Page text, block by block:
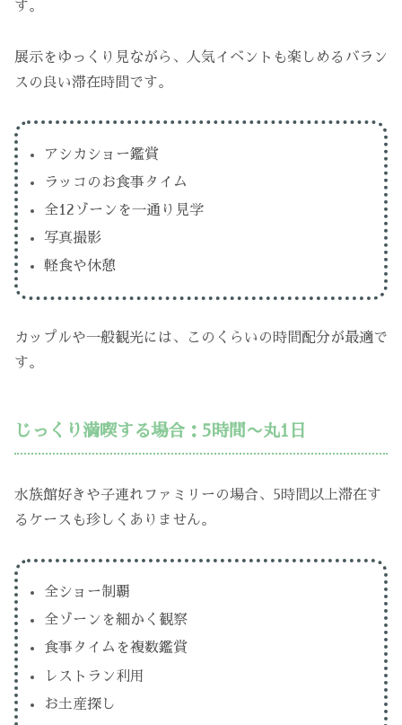
す。
展示をゆっくり見ながら、人気イベントも楽しめるバラン
スの良い滞在時間です。
アシカショー鑑賞
ラッコのお食事タイム
全12ゾーンを一通り見学
写真撮影
軽食や休憩
カップルや一般観光には、このくらいの時間配分が最適で
す。
じっくり満喫する場合：5時間〜丸1日
水族館好きや子連れファミリーの場合、5時間以上滞在す
るケースも珍しくありません。
全ショー制覇
全ゾーンを細かく観察
食事タイムを複数鑑賞
レストラン利用
お土産探し